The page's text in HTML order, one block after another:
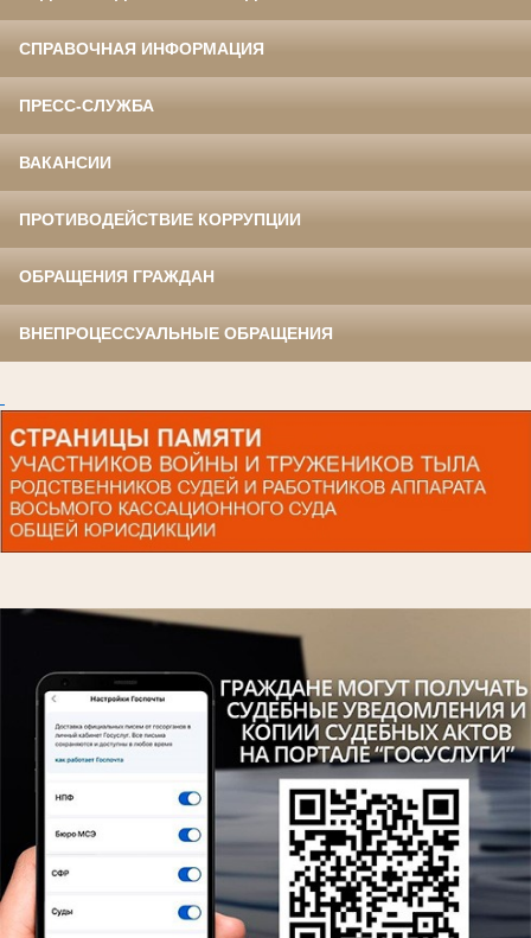
СПРАВОЧНАЯ ИНФОРМАЦИЯ
ПРЕСС-СЛУЖБА
ВАКАНСИИ
ПРОТИВОДЕЙСТВИЕ КОРРУПЦИИ
ОБРАЩЕНИЯ ГРАЖДАН
ВНЕПРОЦЕССУАЛЬНЫЕ ОБРАЩЕНИЯ